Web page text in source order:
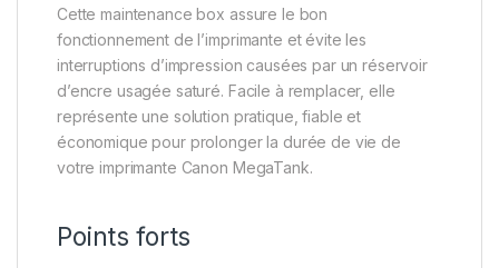
Cette maintenance box assure le bon
fonctionnement de l’imprimante et évite les
interruptions d’impression causées par un réservoir
d’encre usagée saturé. Facile à remplacer, elle
représente une solution pratique, fiable et
économique pour prolonger la durée de vie de
votre imprimante Canon MegaTank.
Points forts